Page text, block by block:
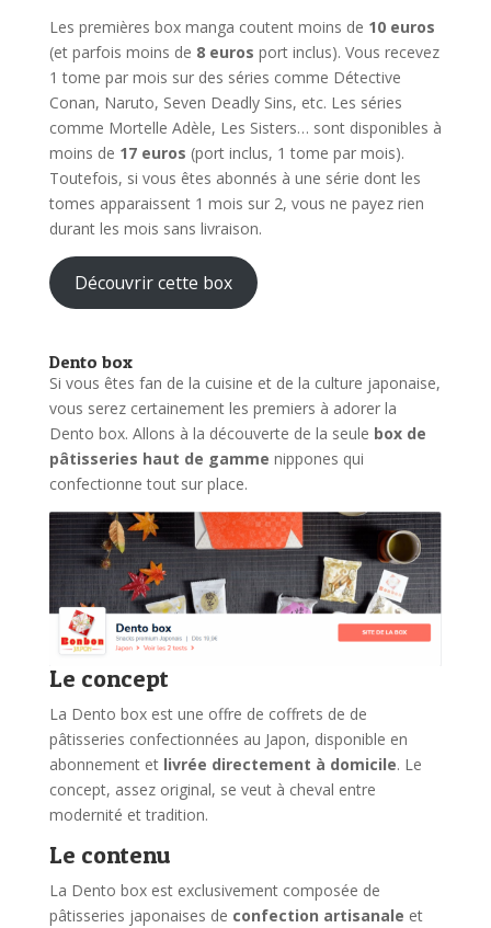
Les premières box manga coutent moins de 10 euros
(et parfois moins de 8 euros port inclus). Vous recevez
1 tome par mois sur des séries comme Détective
Conan, Naruto, Seven Deadly Sins, etc. Les séries
comme Mortelle Adèle, Les Sisters… sont disponibles à
moins de 17 euros (port inclus, 1 tome par mois).
Toutefois, si vous êtes abonnés à une série dont les
tomes apparaissent 1 mois sur 2, vous ne payez rien
durant les mois sans livraison.
Découvrir cette box
Dento box
Si vous êtes fan de la cuisine et de la culture japonaise,
vous serez certainement les premiers à adorer la
Dento box. Allons à la découverte de la seule box de
pâtisseries haut de gamme nippones qui
confectionne tout sur place.
Le concept
La Dento box est une offre de coffrets de de
pâtisseries confectionnées au Japon, disponible en
abonnement et livrée directement à domicile. Le
concept, assez original, se veut à cheval entre
modernité et tradition.
Le contenu
La Dento box est exclusivement composée de
pâtisseries japonaises de confection artisanale et